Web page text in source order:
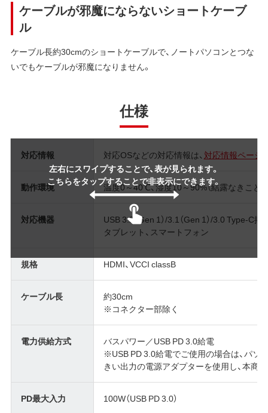
ケーブルが邪魔にならないショートケーブ
ル
ケーブル長約30cmのショートケーブルで、ノートパソコンとつな
いでもケーブルが邪魔になりません。
仕様
左右にスワイプすることで、表が見られます。
こちらをタップすることで非表示にできます。
対応情報 対応OSなどの対応情報は、 対応情報ページ
動作環境 温度0～40℃、湿度10～90%（結露なきこと）
対応機器
USB 3.2（Gen 1）/3.1（Gen 1）/3.0 Type-C
タブレット、スマートフォン
規格 HDMI、VCCI classB
ケーブル長
約30cm
※コネクター部除く
電力供給方式
バスパワー／USB PD 3.0給電
※USB PD 3.0給電でご使用の場合は、パソ
きい出力の電源アダプターを使用し、本商
PD最大入力 100W（USB PD 3.0）